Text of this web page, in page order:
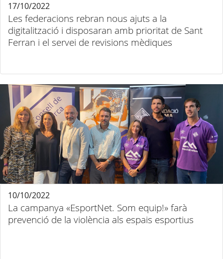
Les federacions rebran nous ajuts a la
digitalització i disposaran amb prioritat de Sant
Ferran i el servei de revisions mèdiques
17/10/2022
La campanya «EsportNet. Som equip!» farà
prevenció de la violència als espais esportius
10/10/2022